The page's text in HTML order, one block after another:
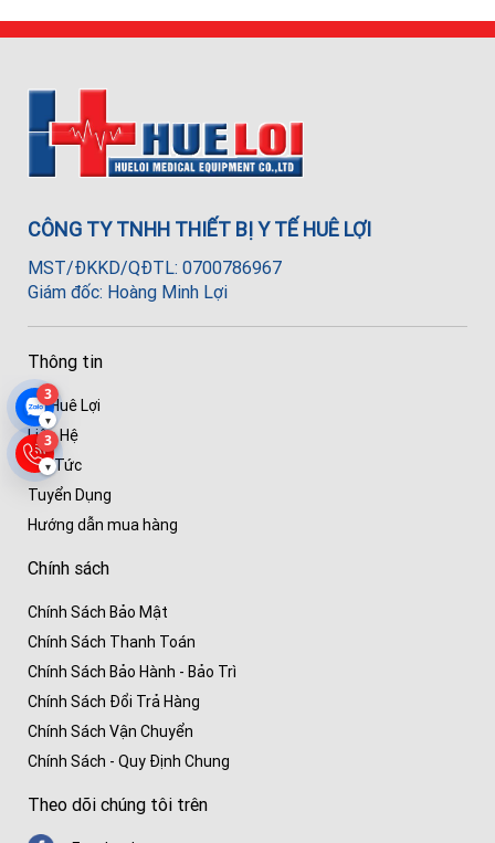
3
▾
3
▾
CÔNG TY TNHH THIẾT BỊ Y TẾ HUÊ LỢI
MST/ĐKKD/QĐTL: 0700786967
Giám đốc: Hoàng Minh Lợi
Thông tin
Về Huê Lợi
Liên Hệ
Tin Tức
Tuyển Dụng
Hướng dẫn mua hàng
Chính sách
Chính Sách Bảo Mật
Chính Sách Thanh Toán
Chính Sách Bảo Hành - Bảo Trì
Chính Sách Đổi Trả Hàng
Chính Sách Vận Chuyển
Chính Sách - Quy Định Chung
Theo dõi chúng tôi trên